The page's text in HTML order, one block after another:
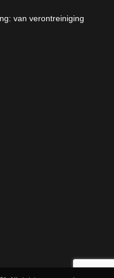
van verontreiniging